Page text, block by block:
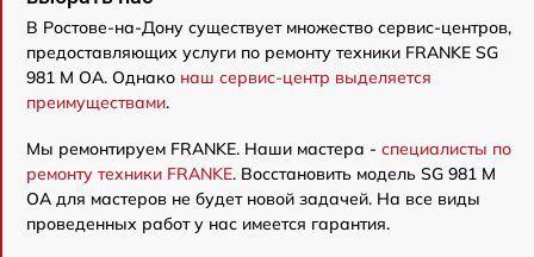
В Ростове-на-Дону существует множество сервис-центров,
предоставляющих услуги по ремонту техники FRANKE SG
981 M OA. Однако наш сервис-центр выделяется
преимуществами.
Мы ремонтируем FRANKE. Наши мастера - специалисты по
ремонту техники FRANKE. Восстановить модель SG 981 M
OA для мастеров не будет новой задачей. На все виды
проведенных работ у нас имеется гарантия.